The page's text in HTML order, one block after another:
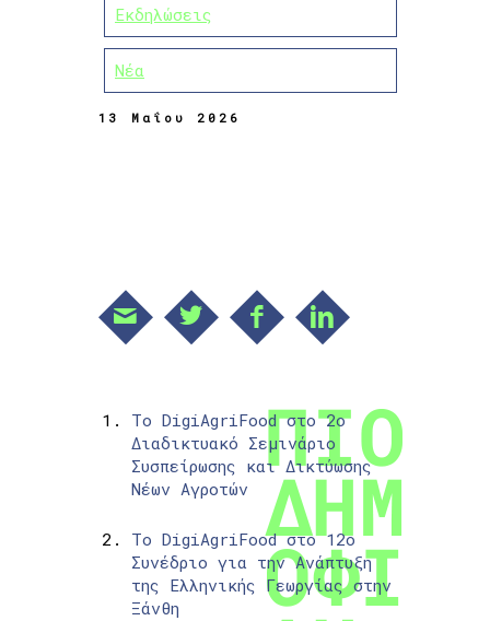
Εκδηλώσεις
Νέα
13 Μαΐου 2026
Το DigiAgriFood στο 2ο
Διαδικτυακό Σεμινάριο
Συσπείρωσης και Δικτύωσης
Νέων Αγροτών
Το DigiAgriFood στο 12ο
Συνέδριο για την Ανάπτυξη
της Ελληνικής Γεωργίας στην
Ξάνθη